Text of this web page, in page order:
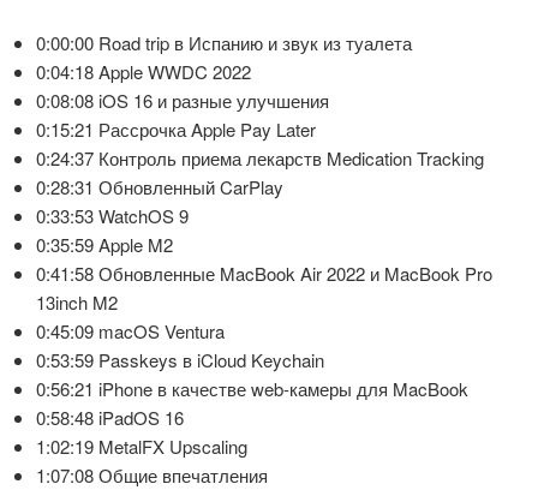
0:00:00 Road trip в Испанию и звук из туалета
0:04:18 Apple WWDC 2022
0:08:08 iOS 16 и разные улучшения
0:15:21 Рассрочка Apple Pay Later
0:24:37 Контроль приема лекарств Medication Tracking
0:28:31 Обновленный CarPlay
0:33:53 WatchOS 9
0:35:59 Apple M2
0:41:58 Обновленные MacBook Air 2022 и MacBook Pro
13inch M2
0:45:09 macOS Ventura
0:53:59 Passkeys в iCloud Keychain
0:56:21 iPhone в качестве web-камеры для MacBook
0:58:48 iPadOS 16
1:02:19 MetalFX Upscaling
1:07:08 Общие впечатления